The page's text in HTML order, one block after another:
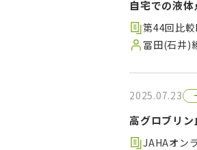
自宅での液
第44回比
冨田(石井)
2025.07.23
高グロブリ
JAHAオン